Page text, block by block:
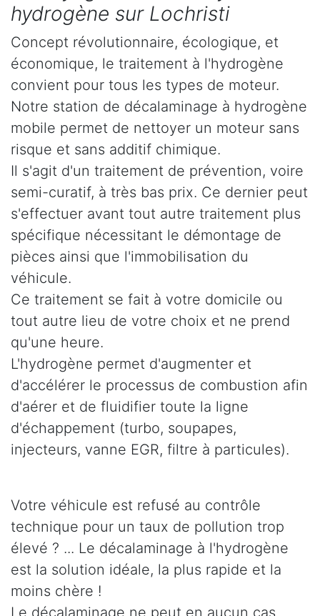
hydrogène sur Lochristi
Concept révolutionnaire, écologique, et
économique, le traitement à l'hydrogène
convient pour tous les types de moteur.
Notre station de décalaminage à hydrogène
mobile permet de nettoyer un moteur sans
risque et sans additif chimique.
Il s'agit d'un traitement de prévention, voire
semi-curatif, à très bas prix. Ce dernier peut
s'effectuer avant tout autre traitement plus
spécifique nécessitant le démontage de
pièces ainsi que l'immobilisation du
véhicule.
Ce traitement se fait à votre domicile ou
tout autre lieu de votre choix et ne prend
qu'une heure.
L'hydrogène permet d'augmenter et
d'accélérer le processus de combustion afin
d'aérer et de fluidifier toute la ligne
d'échappement (turbo, soupapes,
injecteurs, vanne EGR, filtre à particules).
Votre véhicule est refusé au contrôle
technique pour un taux de pollution trop
élevé ? ... Le décalaminage à l'hydrogène
est la solution idéale, la plus rapide et la
moins chère !